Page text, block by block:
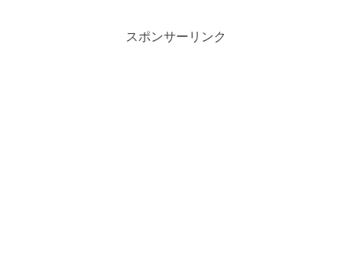
スポンサーリンク